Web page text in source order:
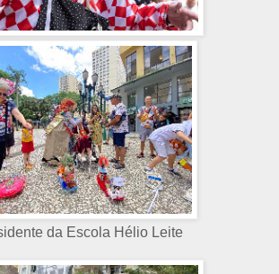
da Escola Hélio Leite